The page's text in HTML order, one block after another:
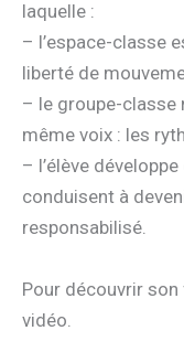
laquelle :
– l’espace-classe
liberté de
– le groupe-classe
même voix : les
– l’élève
conduisent à
responsabilisé.
Pour découvrir
vidéo.